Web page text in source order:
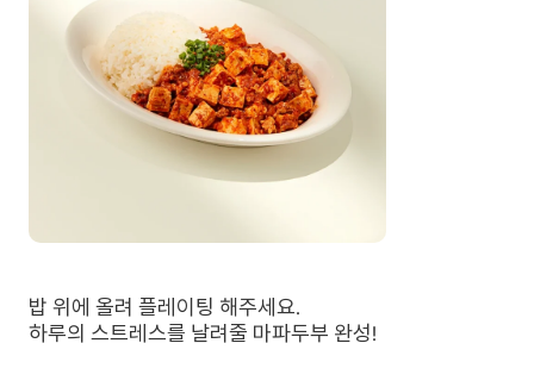
밥 위에 올려 플레이팅 해주세요.
하루의 스트레스를 날려줄 마파두부 완성!